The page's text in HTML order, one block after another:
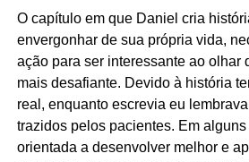
O capítulo em que Daniel cria
envergonhar de sua própria vida,
ação para ser interessante ao olhar
mais desafiante. Devido à história
real, enquanto escrevia eu
trazidos pelos pacientes. Em
orientada a desenvolver melhor e